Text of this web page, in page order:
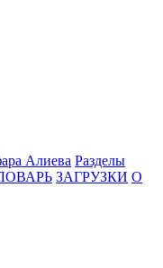
Алиева Разделы
ЗАГРУЗКИ О